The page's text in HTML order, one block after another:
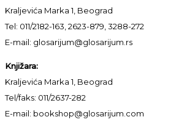
Kraljevića Marka 1, Beograd
Tel: 011/2182-163, 2623-879, 3288-272
E-mail: glosarijum@glosarijum.rs
Knjižara:
Kraljevića Marka 1, Beograd
Tel/faks: 011/2637-282
E-mail: bookshop@glosarijum.com